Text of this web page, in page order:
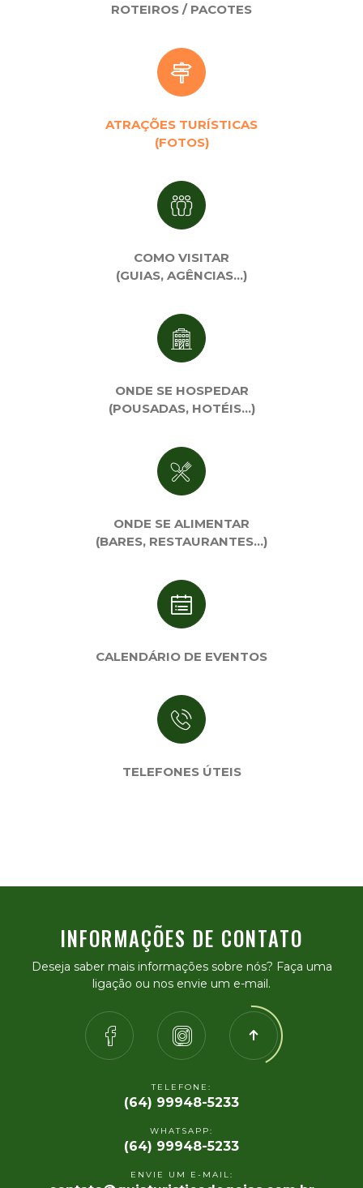
ROTEIROS / PACOTES
ATRAÇÕES TURÍSTICAS
(FOTOS)
COMO VISITAR
(GUIAS, AGÊNCIAS…)
ONDE SE HOSPEDAR
(POUSADAS, HOTÉIS…)
ONDE SE ALIMENTAR
(BARES, RESTAURANTES…)
CALENDÁRIO DE EVENTOS
TELEFONES ÚTEIS
INFORMAÇÕES DE CONTATO
Deseja saber mais informações sobre nós? Faça uma
ligação ou nos envie um e-mail.
TELEFONE:
(64) 99948-5233
WHATSAPP:
(64) 99948-5233
ENVIE UM E-MAIL: